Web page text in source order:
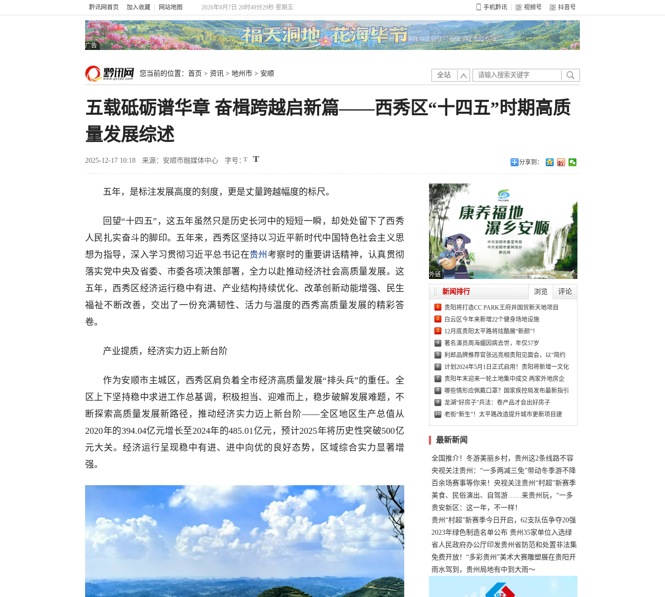
黔讯网首页 加入收藏 网站地图 2026年8月7日 20时49分30秒 星期五 手机黔讯 视频号 抖音号
广告
您当前的位置： 首页 > 资讯 > 地州市 > 安顺 全站
五载砥砺谱华章 奋楫跨越启新篇——西秀区“十四五”时期高质
量发展综述
2025-12-17 10:18 来源：安顺市融媒体中心 字号： 分享到：
五年，是标注发展高度的刻度，更是丈量跨越幅度的标尺。
回望“十四五”，这五年虽然只是历史长河中的短短一瞬，却处处留下了西秀
人民扎实奋斗的脚印。五年来，西秀区坚持以习近平新时代中国特色社会主义思
想为指导，深入学习贯彻习近平总书记在贵州 考察时的重要讲话精神，认真贯彻
落实党中央及省委、市委各项决策部署，全力以赴推动经济社会高质量发展。这
五年，西秀区经济运行稳中有进、产业结构持续优化、改革创新动能增强、民生
福祉不断改善，交出了一份充满韧性、活力与温度的西秀高质量发展的精彩答
卷。
产业提质，经济实力迈上新台阶
作为安顺市主城区，西秀区肩负着全市经济高质量发展“排头兵”的重任。全
区上下坚持稳中求进工作总基调，积极担当、迎难而上，稳步破解发展难题，不
断探索高质量发展新路径，推动经济实力迈上新台阶——全区地区生产总值从
2020年的394.04亿元增长至2024年的485.01亿元，预计2025年将历史性突破500亿
元大关。经济运行呈现稳中有进、进中向优的良好态势，区域综合实力显著增
强。
外链
浏览 评论
新闻排行
1 贵阳将打造CC PARK王府井国贸新天地项目
2 白云区今年来新增22个健身场地设施
3 12月底贵阳太平路将炫酷展“新颜”！
4 著名演员周海媚因病去世，年仅57岁
5 利郎品牌推荐官张远亮相贵阳见面会，以“简约
6 计划2024年5月1日正式启用！贵阳将新增一文化
7 贵阳年末迎来一轮土地集中成交 两家外地房企
8 哪些情形应佩戴口罩？国家疾控局发布最新指引
9 龙湖“好房子”兵法：卷产品才会出好房子
10 老街“新生”！太平路改造提升城市更新项目建
最新新闻
全国推介！冬游美丽乡村，贵州这2条线路不容
错过
央视关注贵州：“一多两减三免”带动冬季游不降
温
百余场赛事等你来！央视关注贵州“村超”新赛季
正式“打响”
美食、民俗演出、自驾游……来贵州玩，“一多
两减三免”！
贵安新区：这一年，不一样！
贵州“村超”新赛季今日开启，62支队伍争夺20强
名额
2023年绿色制造名单公布 贵州35家单位入选绿
色工厂
省人民政府办公厅印发贵州省防范和处置非法集
资工作实施细则
免费开放！“多彩贵州”美术大赛雕塑展在贵阳开
展，持续至1月19日
雨水驾到，贵州局地有中到大雨～